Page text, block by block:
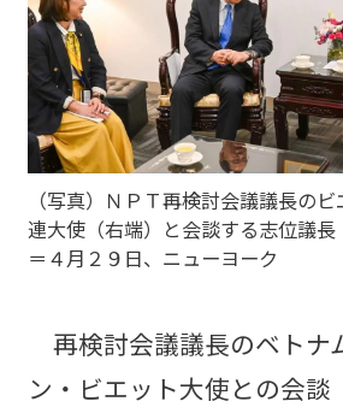
（写真）ＮＰＴ再検討会議議長の
連大使（右端）と会談する志位議
＝４月２９日、ニューヨーク
再検討会議議長のベトナ
ン・ビエット大使との会談